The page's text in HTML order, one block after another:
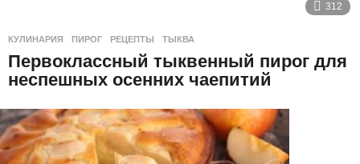
312
КУЛИНАРИЯ ПИРОГ ,РЕЦЕПТЫ ,ТЫКВА
Первоклассный тыквенный пирог для
неспешных осенних чаепитий